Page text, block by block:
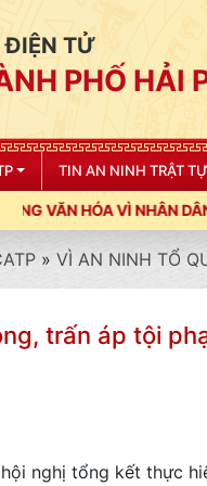
ĐIỆN TỬ
PHỐ HẢI
TIN AN NINH TRẬT TỰ
NHÂN DÂN PHỤC VỤ"
» VÌ AN NINH TỔ
trấn áp tội
nghị tổng kết thực